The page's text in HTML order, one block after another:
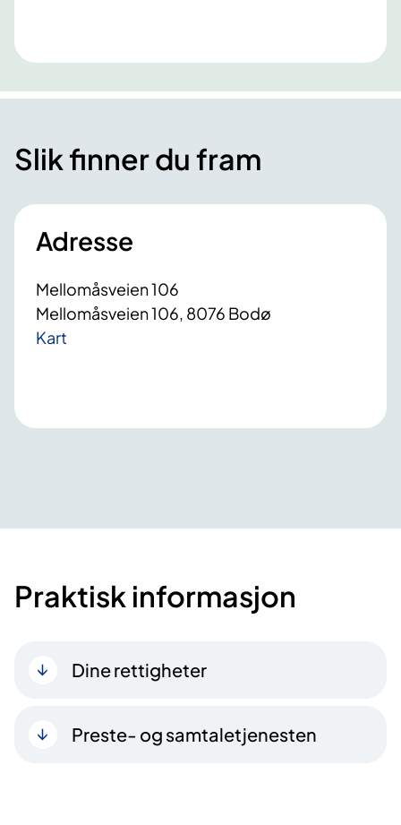
Slik finner du fram
Adresse
Mellomåsveien 106
Mellomåsveien 106, 8076 Bodø
Kart
Praktisk informasjon
Dine rettigheter
Preste- og samtaletjenesten